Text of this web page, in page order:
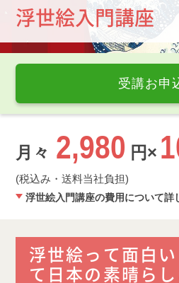
浮世絵入門講座
受講お申
月々 2,980 円×
(税込み・送料当社負担)
浮世絵入門講座の費用について詳
浮世絵って面白
て日本の素晴ら